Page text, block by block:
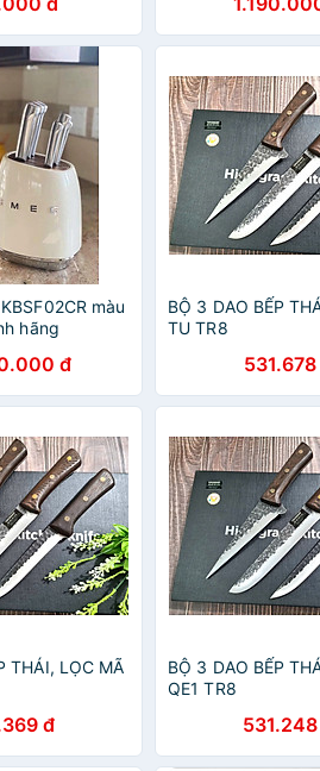
màu
hãng
đ
BỘ 3 DAO BẾP
TU TR8
THÁI, LỌC MÃ
đ
BỘ 3 DAO BẾP
QE1 TR8